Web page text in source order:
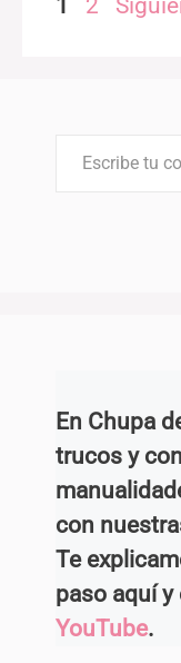
1 2
En Chupa
trucos y
con
Te
paso aquí
YouTube.